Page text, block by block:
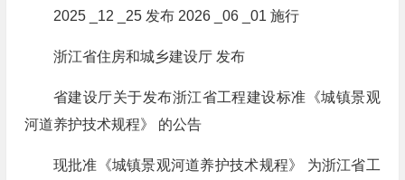
2025 _12 _25 发布 2026 _06 _01 施行
浙江省住房和城乡建设厅 发布
省建设厅关于发布浙江省工程建设标准《城镇景观
河道养护技术规程》 的公告
现批准《城镇景观河道养护技术规程》 为浙江省工